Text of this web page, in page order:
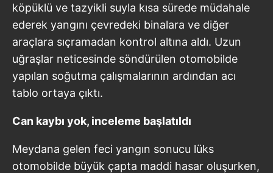
köpüklü ve tazyikli suyla kısa sürede müdahale
ederek yangını çevredeki binalara ve diğer
araçlara sıçramadan kontrol altına aldı. Uzun
uğraşlar neticesinde söndürülen otomobilde
yapılan soğutma çalışmalarının ardından acı
tablo ortaya çıktı.
Can kaybı yok, inceleme başlatıldı
Meydana gelen feci yangın sonucu lüks
otomobilde büyük çapta maddi hasar oluşurken,